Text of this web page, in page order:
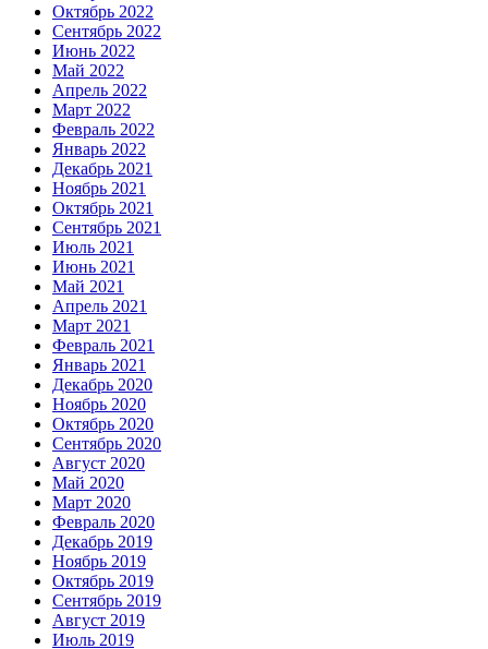
Октябрь 2022
Сентябрь 2022
Июнь 2022
Май 2022
Апрель 2022
Март 2022
Февраль 2022
Январь 2022
Декабрь 2021
Ноябрь 2021
Октябрь 2021
Сентябрь 2021
Июль 2021
Июнь 2021
Май 2021
Апрель 2021
Март 2021
Февраль 2021
Январь 2021
Декабрь 2020
Ноябрь 2020
Октябрь 2020
Сентябрь 2020
Август 2020
Май 2020
Март 2020
Февраль 2020
Декабрь 2019
Ноябрь 2019
Октябрь 2019
Сентябрь 2019
Август 2019
Июль 2019